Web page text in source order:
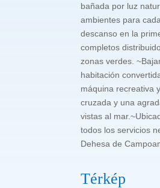
bañada por luz
ambientes para
descanso en la
completos
zonas verdes.
habitación
máquina recreativa
cruzada y una
vistas al
todos los servicios
Dehesa de
Térkép